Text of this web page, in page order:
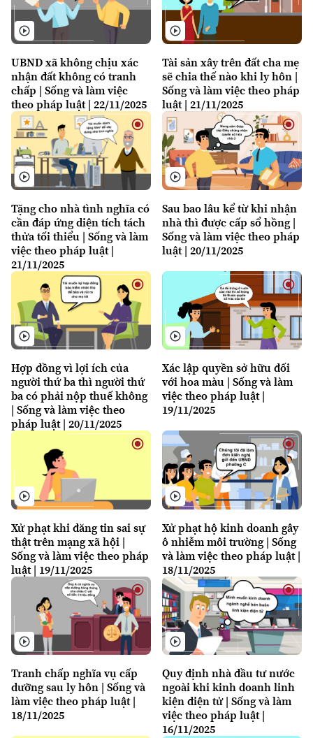
Theo dõi Hà Nội On
Thời trang
Âm nhạc
UBND xã không chịu xác
nhận đất không có tranh
chấp | Sống và làm việc
theo pháp luật | 22/11/2025
Tài sản xây trên đất cha mẹ
sẽ chia thế nào khi ly hôn |
Sống và làm việc theo pháp
luật | 21/11/2025
Tặng cho nhà tình nghĩa có
cần đáp ứng diện tích tách
thửa tối thiểu | Sống và làm
việc theo pháp luật |
21/11/2025
Sau bao lâu kể từ khi nhận
nhà thì được cấp sổ hồng |
Sống và làm việc theo pháp
luật | 20/11/2025
Hợp đồng vì lợi ích của
người thứ ba thì người thứ
ba có phải nộp thuế không
| Sống và làm việc theo
pháp luật | 20/11/2025
Xác lập quyền sở hữu đối
với hoa màu | Sống và làm
việc theo pháp luật |
19/11/2025
Xử phạt khi đăng tin sai sự
thật trên mạng xã hội |
Sống và làm việc theo pháp
luật | 19/11/2025
Xử phạt hộ kinh doanh gây
ô nhiễm môi trường | Sống
và làm việc theo pháp luật |
18/11/2025
Tranh chấp nghĩa vụ cấp
dưỡng sau ly hôn | Sống và
làm việc theo pháp luật |
18/11/2025
Quy định nhà đầu tư nước
ngoài khi kinh doanh linh
kiện điện tử | Sống và làm
việc theo pháp luật |
16/11/2025